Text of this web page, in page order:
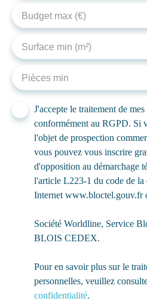
Budget max (€)
Surface min (m²)
Pièces min
J'accepte le traitement de
conformément au RGPD. Si
l'objet de prospection
vous pouvez vous inscrire
d'opposition au démarchage
l'article L223-1 du code de la
Internet www.bloctel.gouv.fr
Société Worldline, Service
BLOIS CEDEX.
Pour en savoir plus sur le
personnelles, veuillez
confidentialité.